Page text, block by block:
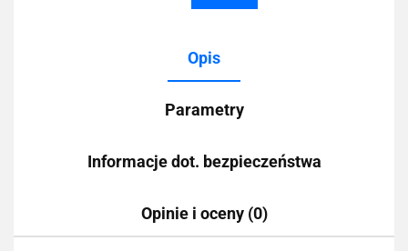
Opis
Parametry
Informacje dot. bezpieczeństwa
Opinie i oceny (0)